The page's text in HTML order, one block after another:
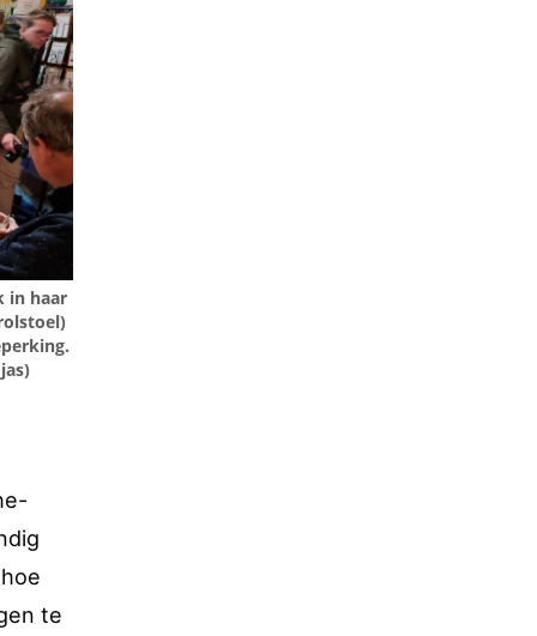
in haar
te